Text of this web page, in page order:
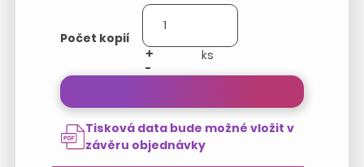
Počet kopií
+
-
Tisková data bude možné vložit v
závěru objednávky